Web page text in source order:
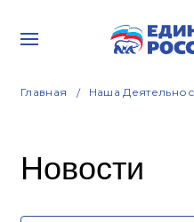
Главная Наша
Новости